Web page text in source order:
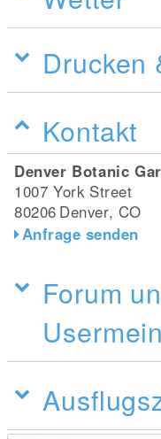
Drucken
Kontakt
Denver Botanic
1007 York Street
80206 Denver, CO
Anfrage senden
Forum